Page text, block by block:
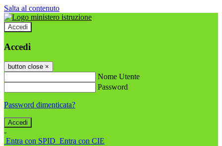
Salta al contenuto
Accedi
Accedi
button close ×
Nome Utente
Password
Password dimenticata?
-
Entra con SPID Entra con CIE